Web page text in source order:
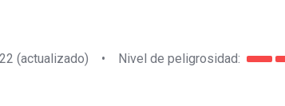
(actualizado) • Nivel de peligrosidad: